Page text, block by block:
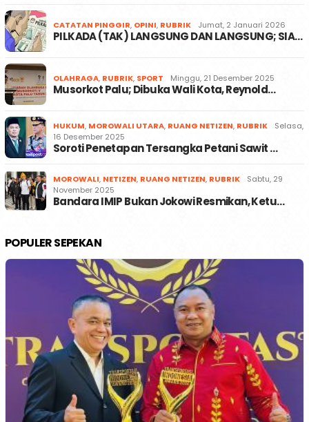
CATATAN PINGGIR, OPINI, RUBRIK Jumat, 2 Januari 2026
PILKADA (TAK) LANGSUNG DAN LANGSUNG; SIA…
OLAHRAGA, RUBRIK, SPORT Minggu, 21 Desember 2025
Musorkot Palu; Dibuka Wali Kota, Reynold…
HUKUM, MOROWALI UTARA, RUANG NETIZEN, RUBRIK
Selasa,
16 Desember 2025
Soroti Penetapan Tersangka Petani Sawit …
MOROWALI, NETIZEN, RUANG NETIZEN, RUBRIK
Sabtu, 29
November 2025
Bandara IMIP Bukan Jokowi Resmikan, Ketu…
POPULER SEPEKAN